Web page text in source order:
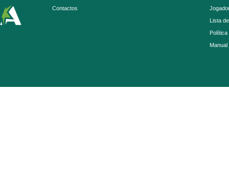
Contactos
Lista
Política